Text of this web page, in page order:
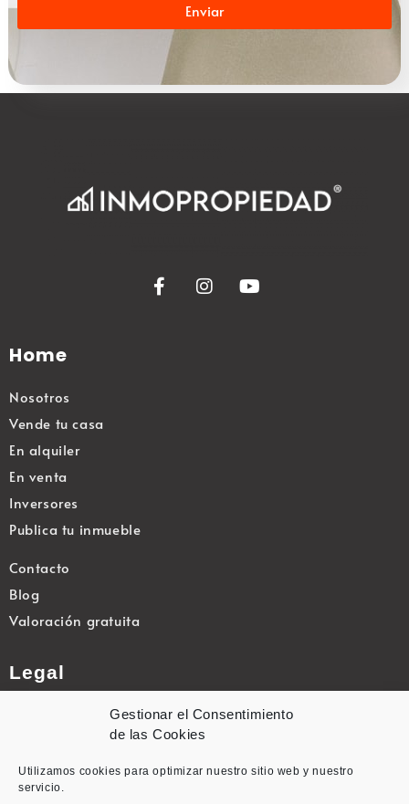
Gestionar el Consentimiento
de las Cookies
Utilizamos cookies para optimizar nuestro sitio web y nuestro
servicio.
Enviar
Home
Nosotros
Vende tu casa
En alquiler
En venta
Inversores
Publica tu inmueble
Contacto
Blog
Valoración gratuita
Legal
Política de privacidad
Política de cookies
Aviso legal
Canal de Denuncias